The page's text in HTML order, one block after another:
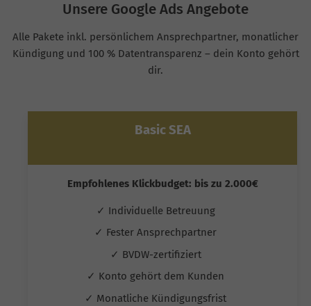
Unsere Google Ads Angebote
Alle Pakete inkl. persönlichem Ansprechpartner, monatlicher
Kündigung und 100 % Datentransparenz – dein Konto gehört
dir.
Basic SEA
Empfohlenes Klickbudget: bis zu 2.000€
✓ Individuelle Betreuung
✓ Fester Ansprechpartner
✓ BVDW-zertifiziert
✓ Konto gehört dem Kunden
✓ Monatliche Kündigungsfrist